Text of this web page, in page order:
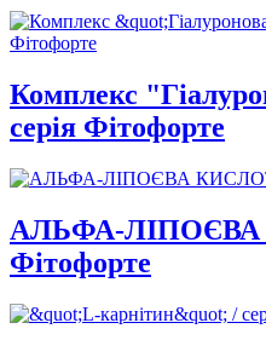
Комплекс
серія Фітофорте
АЛЬФА-ЛІПОЄВА
Фітофорте